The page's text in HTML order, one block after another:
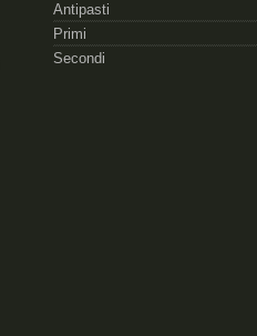
Antipasti
Primi
Secondi